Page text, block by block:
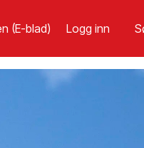
(E-blad) Logg inn